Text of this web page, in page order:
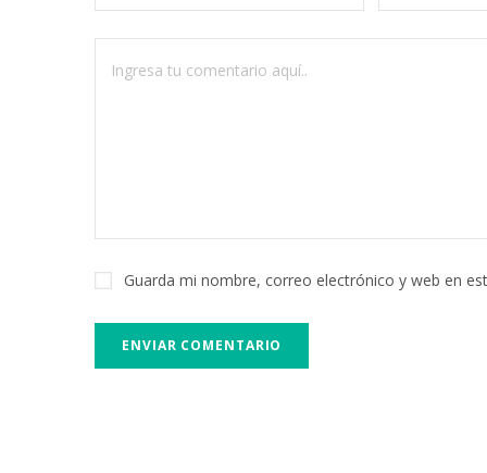
Guarda mi nombre, correo electrónico y web en